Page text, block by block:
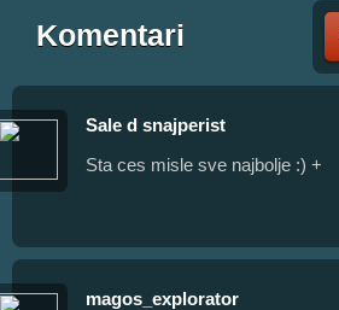
Komentari
Sale d snajperist
Sta ces misle sve najbolje :) +
magos_explorator